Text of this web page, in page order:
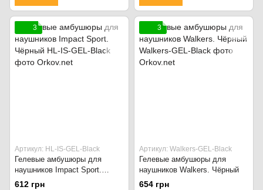
3
Артикул: HL-IS-GEL-Black
Гелевые амбушюры для
наушников Impact Sport.
Чёрный
612 грн
3
Артикул: Walkers-GEL-Black
Гелевые амбушюры для
наушников Walkers. Чёрный
654 грн